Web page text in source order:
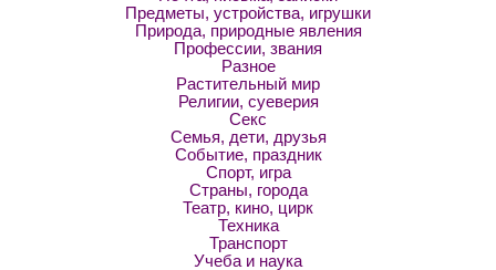
Предметы, устройства, игрушки
Природа, природные явления
Профессии, звания
Разное
Растительный мир
Религии, суеверия
Секс
Семья, дети, друзья
Событие, праздник
Спорт, игра
Страны, города
Театр, кино, цирк
Техника
Транспорт
Учеба и наука